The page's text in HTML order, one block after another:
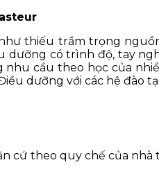
thiếu trầm trọng
dưỡng có trình độ, tay
cầu theo học của
dưỡng với các hệ đào
theo quy chế của nhà